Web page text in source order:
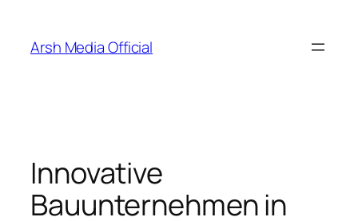
content
Arsh Media Official
Innovative
Bauunternehmen in